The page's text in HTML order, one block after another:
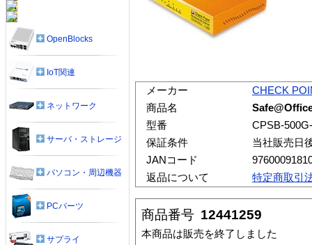
メーカー
CHECK
商品名
型番
CPSB-
保証条件
当社販売日
JANコード
返品について
特定商取引
商品番号 12441259
本商品は販売を終了しました
OpenBlocks
IoT関連
ネットワーク
サーバ・ストレージ
パソコン・周辺機器
PCパーツ
サプライ